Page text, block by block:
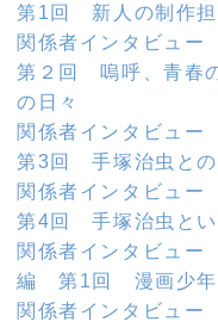
第1回 新人の制作担
関係者インタビュ
第２回 嗚呼、青春
の日々
関係者インタビュ
第3回 手塚治虫との
関係者インタビュ
第4回 手塚治虫とい
関係者インタビュ
編 第1回 漫画少年
関係者インタビュ